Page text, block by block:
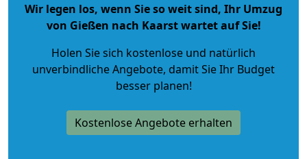
Wir legen los, wenn Sie so weit sind, Ihr Umzug
von Gießen nach Kaarst wartet auf Sie!
Holen Sie sich kostenlose und natürlich
unverbindliche Angebote, damit Sie Ihr Budget
besser planen!
Kostenlose Angebote erhalten